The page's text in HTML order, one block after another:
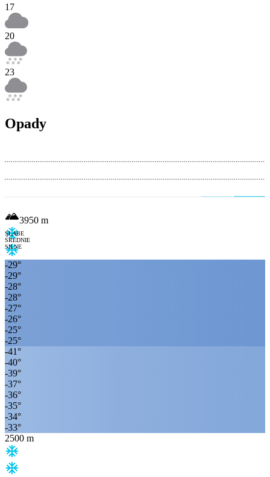
17
20
23
Opady
SŁABE
ŚREDNIE
SILNE
3950 m
-29°
-29°
-28°
-28°
-27°
-26°
-25°
-25°
-41°
-40°
-39°
-37°
-36°
-35°
-34°
-33°
2500 m